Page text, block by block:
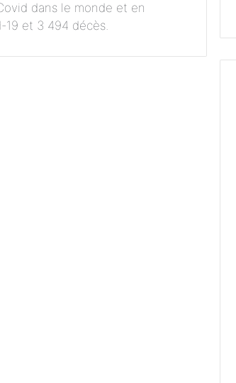
dans le monde et en
19 et 3 494 décès.